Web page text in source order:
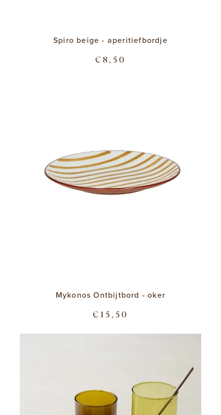
Spiro beige - aperitiefbordje
€8,50
Mykonos Ontbijtbord - oker
€15,50